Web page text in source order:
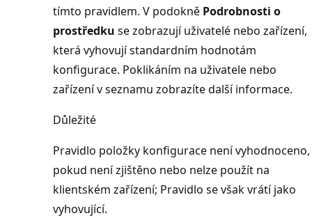
tímto pravidlem. V podokně Podrobnosti o
prostředku se zobrazují uživatelé nebo zařízení,
která vyhovují standardním hodnotám
konfigurace. Poklikáním na uživatele nebo
zařízení v seznamu zobrazíte další informace.
Důležité
Pravidlo položky konfigurace není vyhodnoceno,
pokud není zjištěno nebo nelze použít na
klientském zařízení; Pravidlo se však vrátí jako
vyhovující.